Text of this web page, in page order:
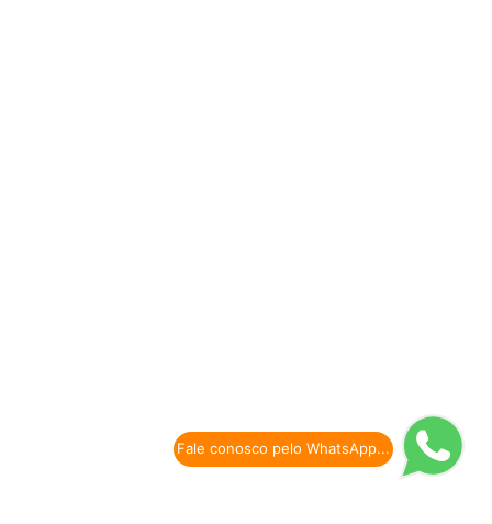
Fale conosco pelo WhatsApp...